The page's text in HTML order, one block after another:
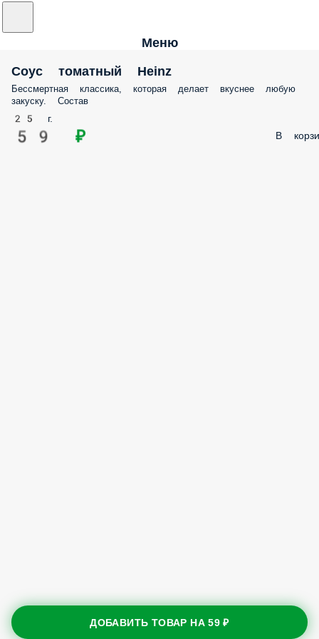
Меню
Соус томатный Heinz
Бессмертная классика, которая делает вкуснее любую
закуску. Состав
25 г.
59 ₽ В
ДОБАВИТЬ ТОВАР НА59 ₽